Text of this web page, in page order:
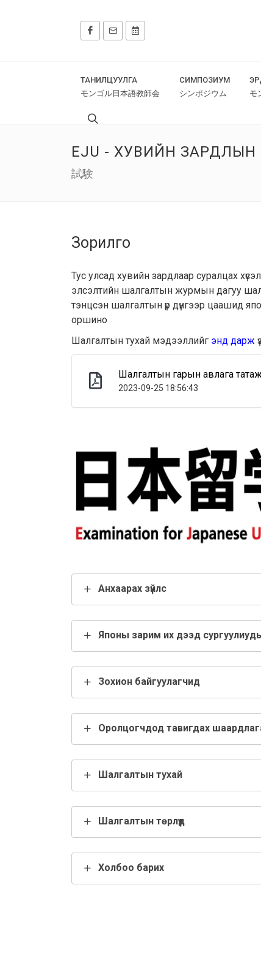
ТАНИЛЦУУЛГА
モンゴル日本語教師会
СИМПОЗИУМ
シンポジウム
モ
EJU - ХУВИЙН
試験
Зорилго
Тус улсад хувийн зардлаар суралцах
элсэлтийн шалгалтын журмын дагуу
тэнцсэн шалгалтын үр дүнгээр цаашид
оршино
Шалгалтын тухай мэдээллийг энд дарж
Шалгалтын гарын авлага
2023-09-25 18:56:43
Анхаарах зүйлс
Японы зарим их дээд
Зохион байгуулагчид
Оролцогчдод тавигдах
Шалгалтын тухай
Шалгалтын төрлүүд
Холбоо барих